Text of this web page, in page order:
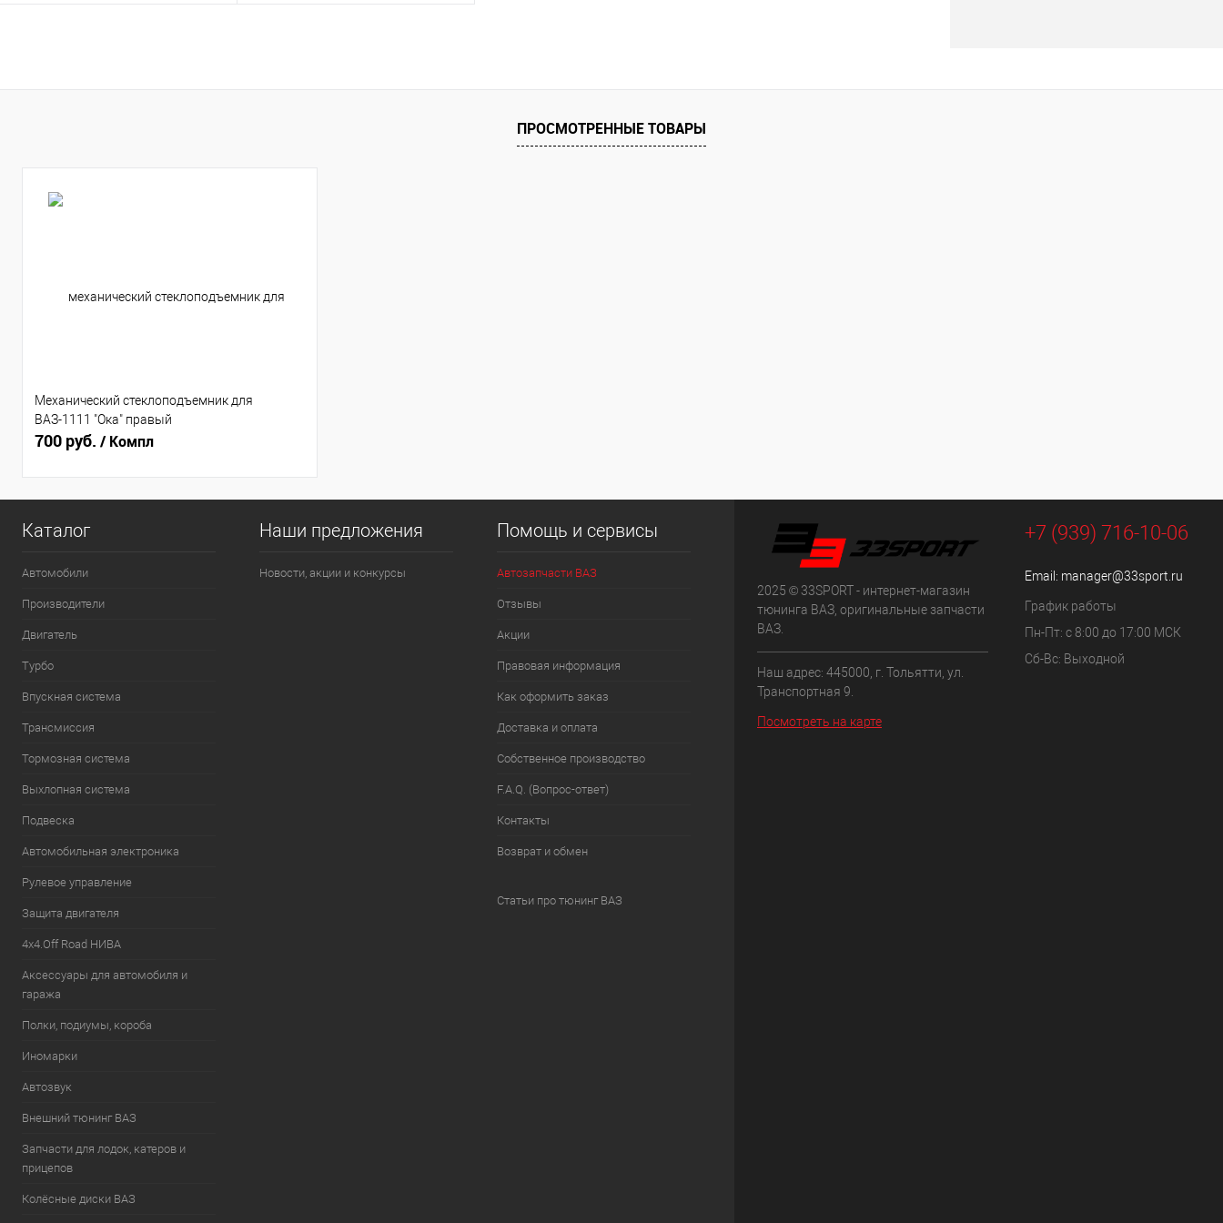
ПРОСМОТРЕННЫЕ ТОВАРЫ
Механический стеклоподъемник для
ВАЗ-1111 "Ока" правый
700 руб. / Компл
Каталог
Автомобили
Производители
Двигатель
Турбо
Впускная система
Трансмиссия
Тормозная система
Выхлопная система
Подвеска
Автомобильная электроника
Рулевое управление
Защита двигателя
4х4.Off Road НИВА
Аксессуары для автомобиля и
гаража
Полки, подиумы, короба
Иномарки
Автозвук
Внешний тюнинг ВАЗ
Запчасти для лодок, катеров и
прицепов
Колёсные диски ВАЗ
Наши предложения
Новости, акции и конкурсы
Помощь и сервисы
Автозапчасти ВАЗ
Отзывы
Акции
Правовая информация
Как оформить заказ
Доставка и оплата
Собственное производство
F.A.Q. (Вопрос-ответ)
Контакты
Возврат и обмен
Статьи про тюнинг ВАЗ
2025 © 33SPORT - интернет-магазин
тюнинга ВАЗ, оригинальные запчасти
ВАЗ.
Наш адрес: 445000, г. Тольятти, ул.
Транспортная 9.
Посмотреть на карте
+7 (939) 716-10-06
Email: manager@33sport.ru
График работы
Пн-Пт: с 8:00 до 17:00 МСК
Сб-Вс: Выходной